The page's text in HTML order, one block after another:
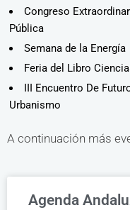
Congreso
Pública
Semana de la Energía
Feria del Libro
III Encuentro De
Urbanismo
A continuación más
Agenda